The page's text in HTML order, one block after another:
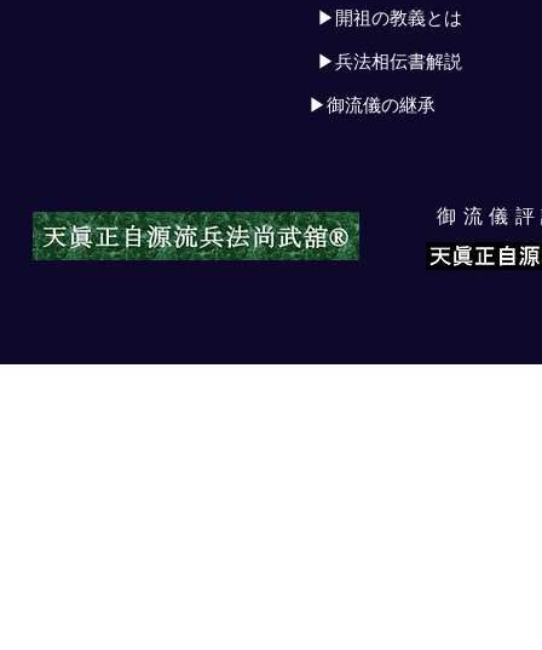
▶開祖の教義とは
▶兵法相伝書解説
▶御流儀の継承
御流儀